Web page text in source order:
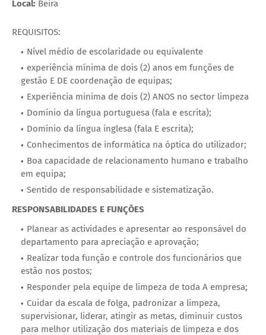
Local: Beira
REQUISITOS:
Nível médio de escolaridade ou equivalente
experiência mínima de dois (2) anos em funções de
gestão E DE coordenação de equipas;
Experiência minima de dois (2) ANOS no sector limpeza
Domínio da língua portuguesa (fala e escrita);
Domínio da língua inglesa (fala E escrita);
Conhecimentos de informática na óptica do utilizador;
Boa capacidade de relacionamento humano e trabalho
em equipa;
Sentido de responsabilidade e sistematização.
RESPONSABILIDADES E FUNÇÕES
Planear as actividades e apresentar ao responsável do
departamento para apreciação e aprovação;
Realizar toda função e controle dos funcionários que
estão nos postos;
Responder pela equipe de limpeza de toda A empresa;
Cuidar da escala de folga, padronizar a limpeza,
supervisionar, liderar, atingir as metas, diminuir custos
para melhor utilização dos materiais de limpeza e dos